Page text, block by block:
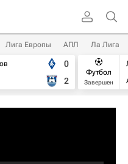
Лига Европы АПЛ Ла Лига
0
2
Футбол
Завершен